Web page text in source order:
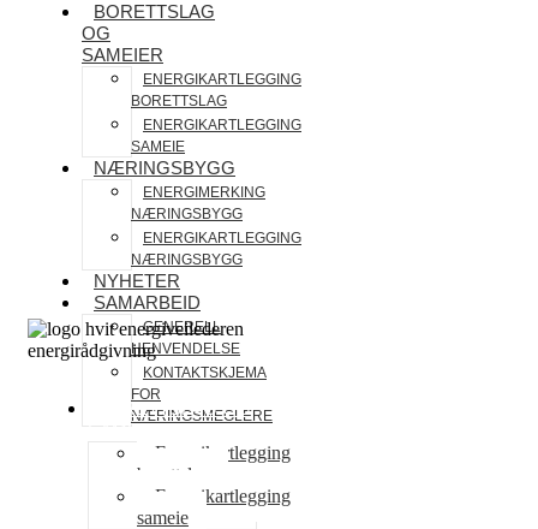
BORETTSLAG
OG
SAMEIER
ENERGIKARTLEGGING
BORETTSLAG
ENERGIKARTLEGGING
SAMEIE
NÆRINGSBYGG
ENERGIMERKING
NÆRINGSBYGG
ENERGIKARTLEGGING
NÆRINGSBYGG
NYHETER
SAMARBEID
GENERELL
HENVENDELSE
KONTAKTSKJEMA
FOR
NÆRINGSMEGLERE
BORETTSLAG OG
SAMEIER
Energikartlegging
borettslag
Energikartlegging
sameie